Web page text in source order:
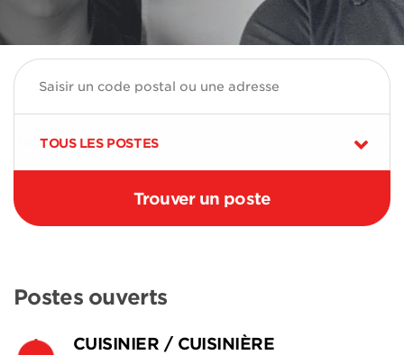
TOUS LES POSTES
Postes ouverts
CUISINIER / CUISINIÈRE